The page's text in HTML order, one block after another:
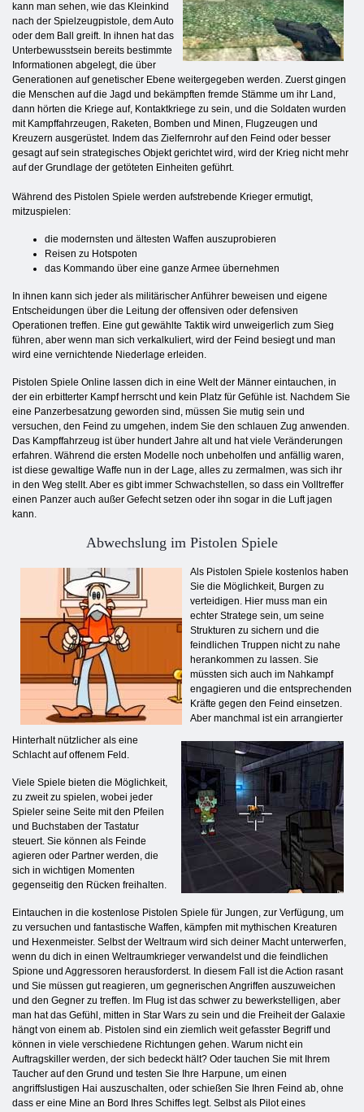
kann man sehen, wie das Kleinkind
nach der Spielzeugpistole, dem Auto
oder dem Ball greift. In ihnen hat das
Unterbewusstsein bereits bestimmte
Informationen abgelegt, die über
Generationen auf genetischer Ebene weitergegeben werden. Zuerst gingen
die Menschen auf die Jagd und bekämpften fremde Stämme um ihr Land,
dann hörten die Kriege auf, Kontaktkriege zu sein, und die Soldaten wurden
mit Kampffahrzeugen, Raketen, Bomben und Minen, Flugzeugen und
Kreuzern ausgerüstet. Indem das Zielfernrohr auf den Feind oder besser
gesagt auf sein strategisches Objekt gerichtet wird, wird der Krieg nicht mehr
auf der Grundlage der getöteten Einheiten geführt.
Während des Pistolen Spiele werden aufstrebende Krieger ermutigt,
mitzuspielen:
die modernsten und ältesten Waffen auszuprobieren
Reisen zu Hotspoten
das Kommando über eine ganze Armee übernehmen
In ihnen kann sich jeder als militärischer Anführer beweisen und eigene
Entscheidungen über die Leitung der offensiven oder defensiven
Operationen treffen. Eine gut gewählte Taktik wird unweigerlich zum Sieg
führen, aber wenn man sich verkalkuliert, wird der Feind besiegt und man
wird eine vernichtende Niederlage erleiden.
Pistolen Spiele Online lassen dich in eine Welt der Männer eintauchen, in
der ein erbitterter Kampf herrscht und kein Platz für Gefühle ist. Nachdem Sie
eine Panzerbesatzung geworden sind, müssen Sie mutig sein und
versuchen, den Feind zu umgehen, indem Sie den schlauen Zug anwenden.
Das Kampffahrzeug ist über hundert Jahre alt und hat viele Veränderungen
erfahren. Während die ersten Modelle noch unbeholfen und anfällig waren,
ist diese gewaltige Waffe nun in der Lage, alles zu zermalmen, was sich ihr
in den Weg stellt. Aber es gibt immer Schwachstellen, so dass ein Volltreffer
einen Panzer auch außer Gefecht setzen oder ihn sogar in die Luft jagen
kann.
Abwechslung im Pistolen Spiele
Als Pistolen Spiele kostenlos haben
Sie die Möglichkeit, Burgen zu
verteidigen. Hier muss man ein
echter Stratege sein, um seine
Strukturen zu sichern und die
feindlichen Truppen nicht zu nahe
herankommen zu lassen. Sie
müssten sich auch im Nahkampf
engagieren und die entsprechenden
Kräfte gegen den Feind einsetzen.
Aber manchmal ist ein arrangierter
Hinterhalt nützlicher als eine
Schlacht auf offenem Feld.
Viele Spiele bieten die Möglichkeit,
zu zweit zu spielen, wobei jeder
Spieler seine Seite mit den Pfeilen
und Buchstaben der Tastatur
steuert. Sie können als Feinde
agieren oder Partner werden, die
sich in wichtigen Momenten
gegenseitig den Rücken freihalten.
Eintauchen in die kostenlose Pistolen Spiele für Jungen, zur Verfügung, um
zu versuchen und fantastische Waffen, kämpfen mit mythischen Kreaturen
und Hexenmeister. Selbst der Weltraum wird sich deiner Macht unterwerfen,
wenn du dich in einen Weltraumkrieger verwandelst und die feindlichen
Spione und Aggressoren herausforderst. In diesem Fall ist die Action rasant
und Sie müssen gut reagieren, um gegnerischen Angriffen auszuweichen
und den Gegner zu treffen. Im Flug ist das schwer zu bewerkstelligen, aber
man hat das Gefühl, mitten in Star Wars zu sein und die Freiheit der Galaxie
hängt von einem ab. Pistolen sind ein ziemlich weit gefasster Begriff und
können in viele verschiedene Richtungen gehen. Warum nicht ein
Auftragskiller werden, der sich bedeckt hält? Oder tauchen Sie mit Ihrem
Taucher auf den Grund und testen Sie Ihre Harpune, um einen
angriffslustigen Hai auszuschalten, oder schießen Sie Ihren Feind ab, ohne
dass er eine Mine an Bord Ihres Schiffes legt. Selbst als Pilot eines